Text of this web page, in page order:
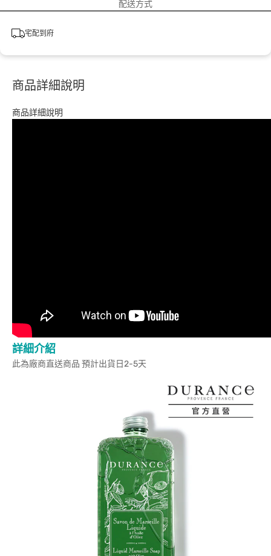
配送方式
宅配到府
商品詳細說明
商品詳細說明
詳細介紹
此為廠商直送商品 預計出貨日2-5天